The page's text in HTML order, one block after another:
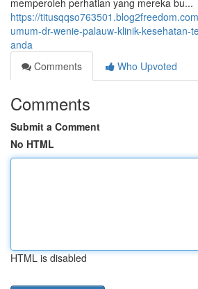
memperoleh perhatian yang mereka bu...
https://
umum-dr-wenie-palauw-klinik-kesehatan-
anda
Comments
Who Upvoted
Comments
Submit a Comment
No HTML
HTML is disabled